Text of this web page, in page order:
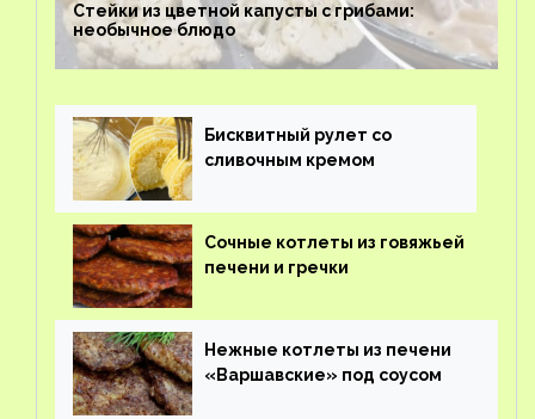
Стейки из цветной капусты с грибами:
необычное блюдо
Бисквитный рулет со
сливочным кремом
Сочные котлеты из говяжьей
печени и гречки
Нежные котлеты из печени
«Варшавские» под соусом